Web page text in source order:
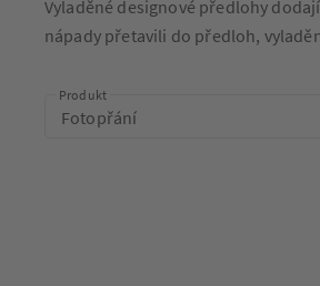
Vyladěné designové předlohy
nápady přetavili do předloh,
Produkt